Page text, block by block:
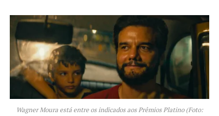
Wagner Moura está entre os indicados aos Prêmios Platino (Foto: